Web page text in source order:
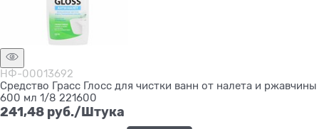
НФ-00013692
Средство Грасс Глосс для чистки ванн от налета и ржавчины
600 мл 1/8 221600
241,48 руб./Штука